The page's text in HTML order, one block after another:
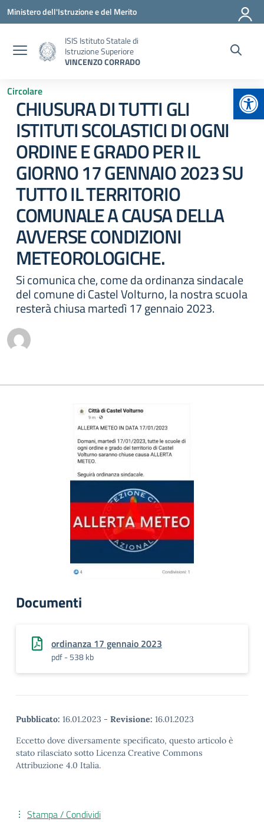
Vai ai contenuti
Vai al menu di navigazione
Vai al footer
Ministero dell'Istruzione e del Merito
ISIS Istituto Statale di
Istruzione Superiore
VINCENZO CORRADO
Circolare
CHIUSURA DI TUTTI GLI
ISTITUTI SCOLASTICI DI OGNI
ORDINE E GRADO PER IL
GIORNO 17 GENNAIO 2023 SU
TUTTO IL TERRITORIO
COMUNALE A CAUSA DELLA
AVVERSE CONDIZIONI
METEOROLOGICHE.
Si comunica che, come da ordinanza sindacale
del comune di Castel Volturno, la nostra scuola
resterà chiusa martedì 17 gennaio 2023.
Documenti
ordinanza 17 gennaio 2023
pdf - 538 kb
Pubblicato: 16.01.2023 - Revisione: 16.01.2023
Eccetto dove diversamente specificato, questo articolo è
stato rilasciato sotto Licenza Creative Commons
Attribuzione 4.0 Italia.
Stampa / Condividi